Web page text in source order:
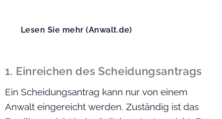
Lesen Sie mehr (Anwalt.de)
1. Einreichen des Scheidungsantrags
Ein Scheidungsantrag kann nur von einem
Anwalt eingereicht werden. Zuständig ist das